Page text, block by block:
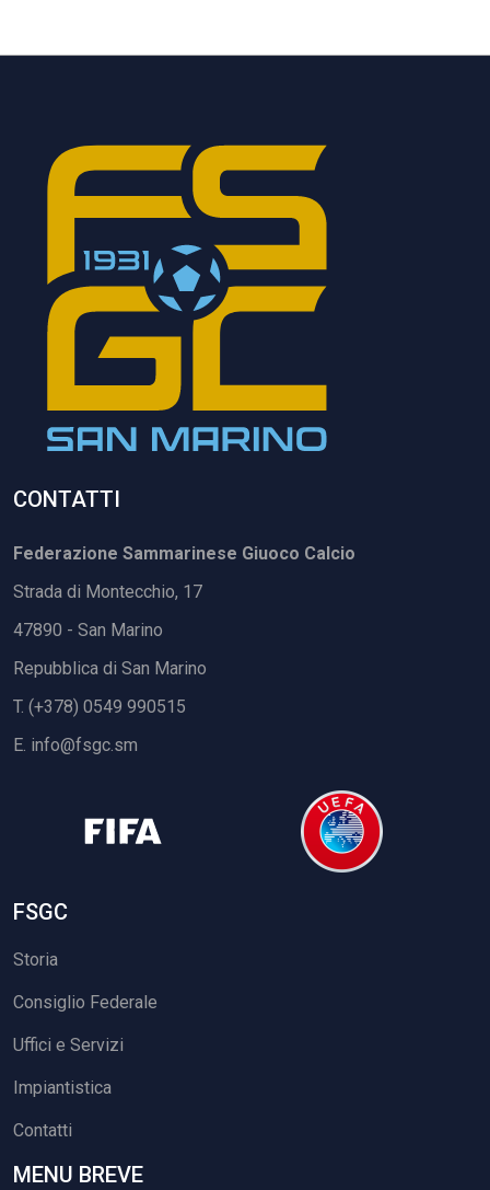
CONTATTI
Federazione Sammarinese Giuoco Calcio
Strada di Montecchio, 17
47890 - San Marino
Repubblica di San Marino
T. (+378) 0549 990515
E. info@fsgc.sm
FSGC
Storia
Consiglio Federale
Uffici e Servizi
Impiantistica
Contatti
MENU BREVE